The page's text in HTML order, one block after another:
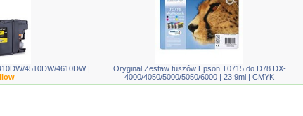
4510DW/4610DW |
Oryginał Zestaw tuszów Epson T0715 do D78 DX-
4000/4050/5000/5050/6000 | 23,9ml | CMYK